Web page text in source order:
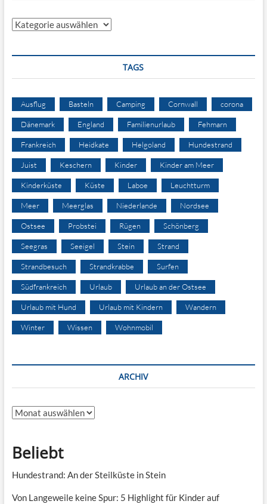
Kategorien
TAGS
Ausflug Basteln Camping Cornwall corona
Dänemark England Familienurlaub Fehmarn
Frankreich Heidkate Helgoland Hundestrand
Juist Keschern Kinder Kinder am Meer
Kinderküste Küste Laboe Leuchtturm
Meer Meerglas Niederlande Nordsee
Ostsee Probstei Rügen Schönberg
Seegras Seeigel Stein Strand
Strandbesuch Strandkrabbe Surfen
Südfrankreich Urlaub Urlaub an der Ostsee
Urlaub mit Hund Urlaub mit Kindern Wandern
Winter Wissen Wohnmobil
ARCHIV
Archiv
Beliebt
Hundestrand: An der Steilküste in Stein
Von Langeweile keine Spur: 5 Highlight für Kinder auf